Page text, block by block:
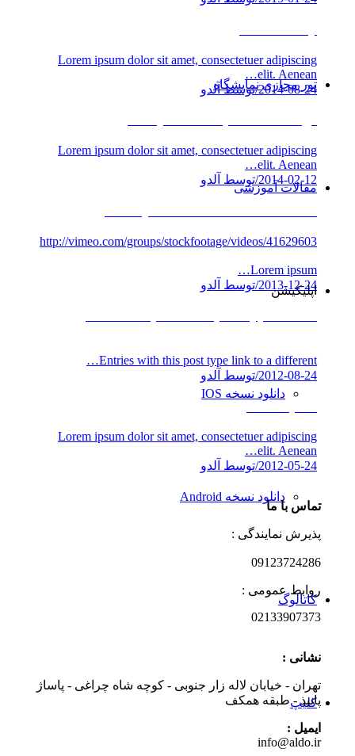
تور مجازی نمایشگاه
مقالات آموزشی
اپلیکیشن
دانلود نسخه IOS
دانلود نسخه Android
کاتالوگ
کلیپ
Lorem ipsum dolor sit amet, consectetuer adipiscing
elit. Aenean…
2014-08-24
/توسط آلدو
Lorem ipsum dolor sit amet, consectetuer adipiscing
elit. Aenean…
2014-02-12
/توسط آلدو
http://vimeo.com/groups/stockfootage/videos/41629603
Lorem ipsum…
2013-12-24
/توسط آلدو
Entries with this post type link to a different…
2012-08-24
/توسط آلدو
A nice post
Lorem ipsum dolor sit amet, consectetuer adipiscing
elit. Aenean…
2012-05-24
/توسط آلدو
تماس با ما
پذیرش نمایندگی :
09123724286
روابط عمومی :
02133907373
نشانی :
تهران - خیابان لاله زار جنوبی - کوچه شاه چراغی - پاساژ
پانیذ - طبقه همکف
ایمیل :
info@aldo.ir